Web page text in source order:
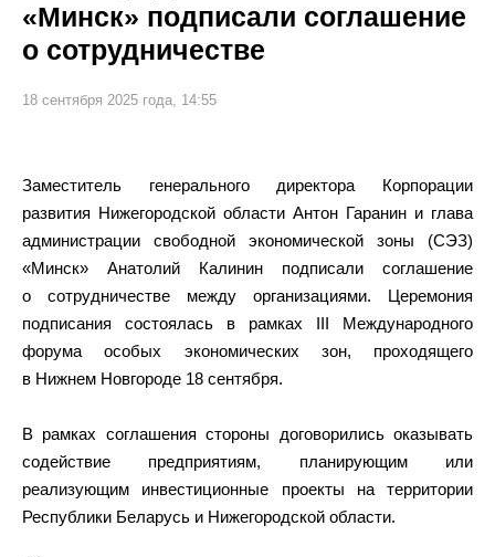
«Минск» подписали соглашение
о сотрудничестве
18 сентября 2025 года, 14:55
Заместитель генерального директора Корпорации
развития Нижегородской области Антон Гаранин и глава
администрации свободной экономической зоны (СЭЗ)
«Минск» Анатолий Калинин подписали соглашение
о сотрудничестве между организациями. Церемония
подписания состоялась в рамках III Международного
форума особых экономических зон, проходящего
в Нижнем Новгороде 18 сентября.
В рамках соглашения стороны договорились оказывать
содействие предприятиям, планирующим или
реализующим инвестиционные проекты на территории
Республики Беларусь и Нижегородской области.